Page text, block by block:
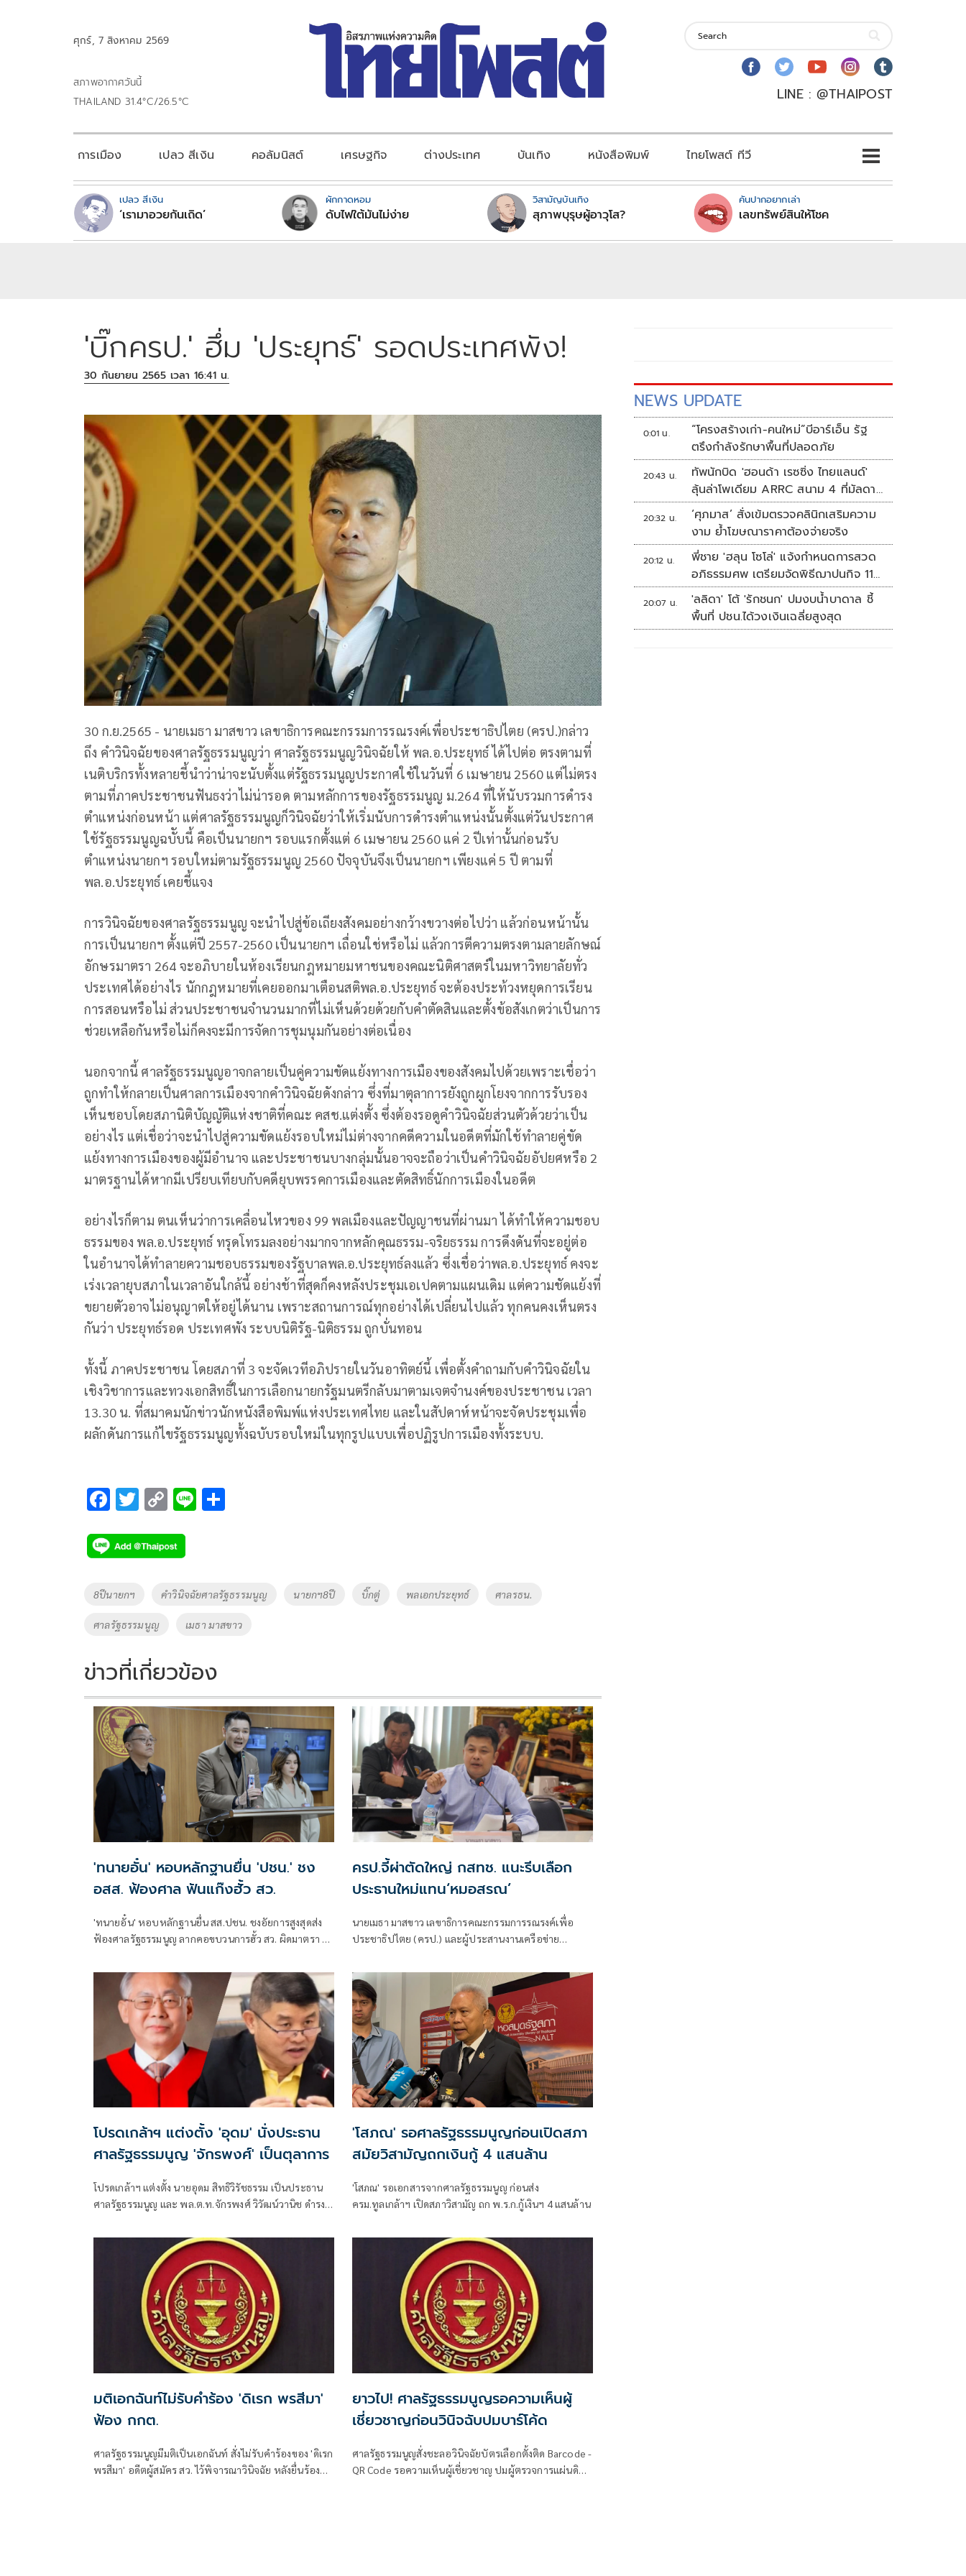
ศุกร์, 7 สิงหาคม 2569
สภาพอากาศวันนี้
THAILAND 31.4°C/26.5°C
LINE : @THAIPOST
การเมือง เปลว สีเงิน คอลัมนิสต์ เศรษฐกิจ ต่างประเทศ บันเทิง หนังสือพิมพ์ ไทยโพสต์ ทีวี
เปลว สีเงิน
‘เรามาอวยกันเถิด’
ผักกาดหอม
ดับไฟใต้มันไม่ง่าย
วิสามัญบันเทิง
สุภาพบุรุษผู้อาวุโส?
คันปากอยากเล่า
เลขทรัพย์สินให้โชค
'บิ๊กครป.' ฮึ่ม 'ประยุทธ์' รอดประเทศพัง!
30 กันยายน 2565 เวลา 16:41 น.
30 ก.ย.2565 - นายเมธา มาสขาว เลขาธิการคณะกรรมการรณรงค์เพื่อประชาธิปไตย (ครป.)กล่าว
ถึง คำวินิจฉัยของศาลรัฐธรรมนูญว่า ศาลรัฐธรรมนูญวินิจฉัยให้ พล.อ.ประยุทธ์ ได้ไปต่อ ตรงตามที่
เนติบริกรทั้งหลายชี้นำว่าน่าจะนับตั้งแต่รัฐธรรมนูญประกาศใช้ในวันที่ 6 เมษายน 2560 แต่ไม่ตรง
ตามที่ภาคประชาชนฟันธงว่าไม่น่ารอด ตามหลักการของรัฐธรรมนูญ ม.264 ที่ให้นับรวมการดำรง
ตำแหน่งก่อนหน้า แต่ศาลรัฐธรรมนูญก็วินิจฉัยว่าให้เริ่มนับการดำรงตำแหน่งนั้นตั้งแต่วันประกาศ
ใช้รัฐธรรมนูญฉบัับนี้ คือเป็นนายกฯ รอบแรกตั้งแต่ 6 เมษายน 2560 แค่ 2 ปีเท่านั้นก่อนรับ
ตำแหน่งนายกฯ รอบใหม่ตามรัฐธรรมนูญ 2560 ปัจจุบันจึงเป็นนายกฯ เพียงแค่ 5 ปี ตามที่
พล.อ.ประยุทธ์ เคยชี้แจง
การวินิจฉัยของศาลรัฐธรรมนูญ จะนำไปสู่ข้อเถียงสังคมอย่างกว้างขวางต่อไปว่า แล้วก่อนหน้านั้น
การเป็นนายกฯ ตั้งแต่ปี 2557-2560 เป็นนายกฯ เถื่อนใช่หรือไม่ แล้วการตีความตรงตามลายลักษณ์
อักษรมาตรา 264 จะอภิบายในห้องเรียนกฎหมายมหาชนของคณะนิติศาสตร์ในมหาวิทยาลัยทั่ว
ประเทศได้อย่างไร นักกฎหมายที่เคยออกมาเตือนสติพล.อ.ประยุทธ์ จะต้องประท้วงหยุดการเรียน
การสอนหรือไม่ ส่วนประชาชนจำนวนมากที่ไม่เห็นด้วยด้วยกับคำตัดสินและตั้งข้อสังเกตว่าเป็นการ
ช่วยเหลือกันหรือไม่ก็คงจะมีการจัดการชุมนุมกันอย่างต่อเนื่อง
นอกจากนี้ ศาลรัฐธรรมนูญอาจกลายเป็นคู่ความขัดแย้งทางการเมืองของสังคมไปด้วยเพราะเชื่อว่า
ถูกทำให้กลายเป็นศาลการเมืองจากคำวินิจฉัยดังกล่าว ซึ่งที่มาตุลาการยังถูกผูกโยงจากการรับรอง
เห็นชอบโดยสภานิติบัญญัติแห่งชาติที่คณะ คสช.แต่งตั้ง ซึ่งต้องรอดูคำวินิจฉัยส่วนตัวด้วยว่าเป็น
อย่างไร แต่เชื่อว่าจะนำไปสู่ความขัดแย้งรอบใหม่ไม่ต่างจากคดีความในอดีตที่มักใช้ทำลายคู่ขัด
แย้งทางการเมืองของผู้มีอำนาจ และประชาชนบางกลุ่มนั้นอาจจะถือว่าเป็นคำวินิจฉัยอัปยศหรือ 2
มาตรฐานได้หากมีเปรียบเทียบกับคดียุบพรรคการเมืองและตัดสิทธิ์นักการเมืองในอดีต
อย่างไรก็ตาม ตนเห็นว่าการเคลื่อนไหวของ 99 พลเมืองและปัญญาชนที่ผ่านมา ได้ทำให้ความชอบ
ธรรมของ พล.อ.ประยุทธ์ ทรุดโทรมลงอย่างมากจากหลักคุณธรรม-จริยธรรม การดึงดันที่จะอยู่ต่อ
ในอำนาจได้ทำลายความชอบธรรมของรัฐบาลพล.อ.ประยุทธ์ลงแล้ว ซึ่งเชื่อว่าพล.อ.ประยุทธ์ คงจะ
เร่งเวลายุบสภาในเวลาอันใกล้นี้ อย่างช้าที่สุดก็คงหลังประชุมเอเปคตามแผนเดิม แต่ความชัดแย้งที่
ขยายตัวอาจไม่อนุญาตให้อยู่ได้นาน เพราะสถานการณ์ทุกอย่างได้เปลี่ยนไปแล้ว ทุกคนคงเห็นตรง
กันว่า ประยุทธ์รอด ประเทศพัง ระบบนิติรัฐ-นิติธรรม ถูกบั่นทอน
ทั้งนี้ ภาคประชาชน โดยสภาที่ 3 จะจัดเวทีอภิปรายในวันอาทิตย์นี้ เพื่อตั้งคำถามกับคำวินิจฉัยใน
เชิงวิชาการและทวงเอกสิทธิ์ในการเลือกนายกรัฐมนตรีกลับมาตามเจตจำนงค์ของประชาชน เวลา
13.30 น. ที่สมาคมนักข่าวนักหนังสือพิมพ์แห่งประเทศไทย และในสัปดาห์หน้าจะจัดประชุมเพื่อ
ผลักดันการแก้ไขรัฐธรรมนูญทั้งฉบับรอบใหม่ในทุกรูปแบบเพื่อปฏิรูปการเมืองทั้งระบบ.
F
e
b
o
o
k
T
tt
er
C
p
y
Li
Li
Tags
8ปีนายกฯ คำวินิจฉัยศาลรัฐธรรมนูญ นายกฯ8ปี บิ๊กตู่ พลเอกประยุทธ์ ศาลรธน.
ศาลรัฐธรรมนูญ เมธา มาสขาว
ข่าวที่เกี่ยวข้อง
'ทนายอั๋น' หอบหลักฐานยื่น 'ปชน.' ชง
อสส. ฟ้องศาล ฟันแก๊งฮั้ว สว.
'ทนายอั๋น' หอบหลักฐานยื่น สส.ปชน. ชงอัยการสูงสุดส่ง
ฟ้องศาลรัฐธรรมนูญ ลากคอขบวนการฮั้ว สว. ผิดมาตรา 49
พยาน ไม่ใช่ข่มขู่
ครป.จี้ผ่าตัดใหญ่ กสทช. แนะรีบเลือก
ประธานใหม่แทน‘หมอสรณ’
นายเมธา มาสขาว เลขาธิการคณะกรรมการรณรงค์เพื่อ
ประชาธิปไตย (ครป.) และผู้ประสานงานเครือข่าย
นพ.สรณ อาจจะเดินทางมาร่วมประชุม กสทช.
โปรดเกล้าฯ แต่งตั้ง 'อุดม' นั่งประธาน
ศาลรัฐธรรมนูญ 'จักรพงศ์' เป็นตุลาการ
โปรดเกล้าฯ แต่งตั้ง นายอุดม สิทธิวิรัชธรรม เป็นประธาน
ศาลรัฐธรรมนูญ และ พล.ต.ท.จักรพงศ์ วิวัฒน์วานิช ดำรง
กรกฎาคม 2569 เป็นต้นไป
'โสภณ' รอศาลรัฐธรรมนูญก่อนเปิดสภา
สมัยวิสามัญถกเงินกู้ 4 แสนล้าน
'โสภณ' รอเอกสารจากศาลรัฐธรรมนูญ ก่อนส่ง
ครม.ทูลเกล้าฯ เปิดสภาวิสามัญ ถก พ.ร.ก.กู้เงินฯ 4 แสนล้าน
มติเอกฉันท์ไม่รับคำร้อง 'ดิเรก พรสีมา'
ฟ้อง กกต.
ศาลรัฐธรรมนูญมีมติเป็นเอกฉันท์ สั่งไม่รับคำร้องของ 'ดิเรก
พรสีมา' อดีตผู้สมัคร สว. ไว้พิจารณาวินิจฉัย หลังยื่นร้อง
ยาวไป! ศาลรัฐธรรมนูญรอความเห็นผู้
เชี่ยวชาญก่อนวินิจฉับปมบาร์โค้ด
ศาลรัฐธรรมนูญสั่งชะลอวินิจฉัยบัตรเลือกตั้งติด Barcode -
QR Code รอความเห็นผู้เชี่ยวชาญ ปมผู้ตรวจการแผ่นดิน
NEWS UPDATE
0:01 น.
“โครงสร้างเก่า-คนใหม่”บีอาร์เอ็น รัฐ
ตรึงกำลังรักษาพื้นที่ปลอดภัย
20:43 น.
ทัพนักบิด 'ฮอนด้า เรซซิ่ง ไทยแลนด์'
ลุ้นล่าโพเดียม ARRC สนาม 4 ที่มัลดาลิ
กา
20:32 น.
‘ศุภมาส’ สั่งเข้มตรวจคลินิกเสริมความ
งาม ย้ำโฆษณาราคาต้องจ่ายจริง
20:12 น.
พี่ชาย 'ฮลุน โซโล่' แจ้งกำหนดการสวด
อภิธรรมศพ เตรียมจัดพิธีฌาปนกิจ 11
ส.ค.
20:07 น.
'ลลิดา' โต้ 'รักชนก' ปมงบน้ำบาดาล ชี้
พื้นที่ ปชน.ได้วงเงินเฉลี่ยสูงสุด